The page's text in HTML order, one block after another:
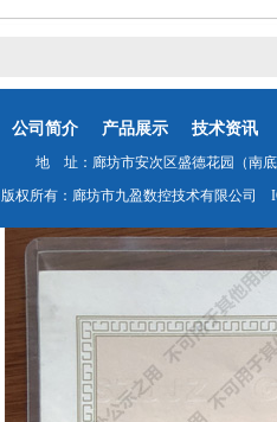
公司简介 产品展示 技术资讯
地 址：廊坊市安次区盛德花园（南
版权所有：廊坊市九盈数控技术有限公司